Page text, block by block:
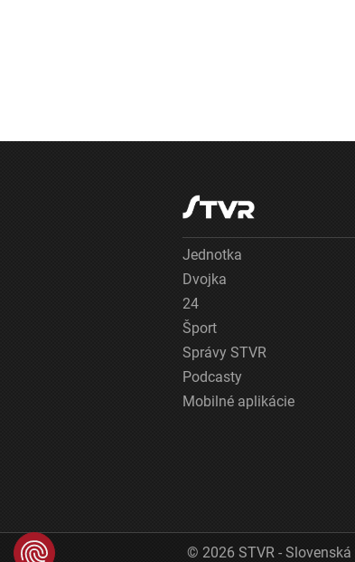
Jednotka
Dvojka
24
Šport
Správy STVR
Podcasty
Mobilné aplikácie
© 2026 STVR -